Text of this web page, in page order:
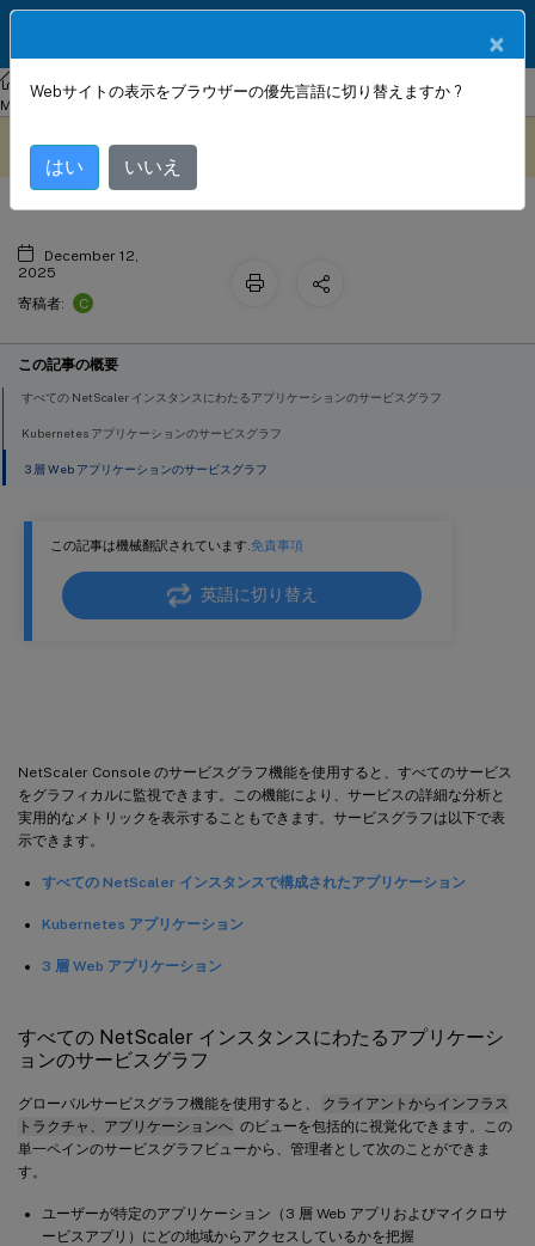
NetScalerConsole on-prem
NetScaler Application Delivery
Management 14.1
この記事は機械翻訳されています.免責事項
英語に切り替え
NetScaler Console のサービスグラフ機能を使用すると、すべてのサービス
をグラフィカルに監視できます。この機能により、サービスの詳細な分析と
実用的なメトリックを表示することもできます。サービスグラフは以下で表
示できます。
すべての NetScaler インスタンスで構成されたアプリケーション
Kubernetes アプリケーション
3 層 Web アプリケーション
すべての NetScaler インスタンスにわたるアプリケーシ
ョンのサービスグラフ
グローバルサービスグラフ機能を使用すると、
クライアントからインフラス
トラクチャ、アプリケーションへ のビューを包括的に視覚化できます。この
単一ペインのサービスグラフビューから、管理者として次のことができま
す。
ユーザーが特定のアプリケーション（3 層 Web アプリおよびマイクロサ
ービスアプリ）にどの地域からアクセスしているかを把握
翻訳されています。
サービスグラフ
December 12,
2025
寄稿者:
C
この記事の概要
すべての NetScaler インスタンスにわたるアプリケーションのサービスグラフ
Kubernetes アプリケーションのサービスグラフ
3 層 Web アプリケーションのサービスグラフ
×
Webサイトの表示をブラウザーの優先言語に切り替えますか ?
はい いいえ